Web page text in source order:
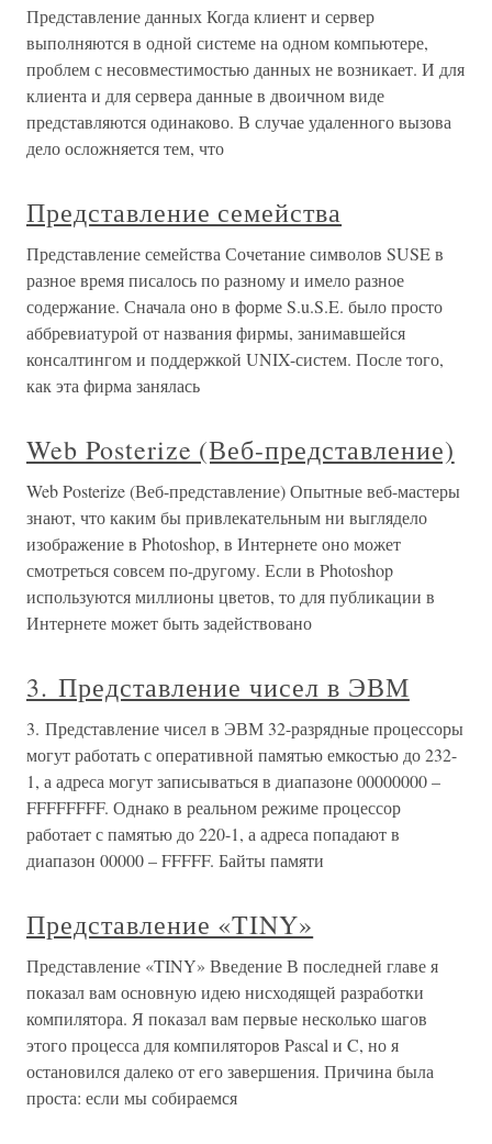
Представление данных Когда клиент и сервер
выполняются в одной системе на одном компьютере,
проблем с несовместимостью данных не возникает. И для
клиента и для сервера данные в двоичном виде
представляются одинаково. В случае удаленного вызова
дело осложняется тем, что
Представление семейства
Представление семейства Сочетание символов SUSE в
разное время писалось по разному и имело разное
содержание. Сначала оно в форме S.u.S.E. было просто
аббревиатурой от названия фирмы, занимавшейся
консалтингом и поддержкой UNIX-систем. После того,
как эта фирма занялась
Web Posterize (Веб-представление)
Web Posterize (Веб-представление) Опытные веб-мастеры
знают, что каким бы привлекательным ни выглядело
изображение в Photoshop, в Интернете оно может
смотреться совсем по-другому. Если в Photoshop
используются миллионы цветов, то для публикации в
Интернете может быть задействовано
3. Представление чисел в ЭВМ
3. Представление чисел в ЭВМ 32-разрядные процессоры
могут работать с оперативной памятью емкостью до 232-
1, а адреса могут записываться в диапазоне 00000000 –
FFFFFFFF. Однако в реальном режиме процессор
работает с памятью до 220-1, а адреса попадают в
диапазон 00000 – FFFFF. Байты памяти
Представление «TINY»
Представление «TINY» Введение В последней главе я
показал вам основную идею нисходящей разработки
компилятора. Я показал вам первые несколько шагов
этого процесса для компиляторов Pascal и C, но я
остановился далеко от его завершения. Причина была
проста: если мы собираемся